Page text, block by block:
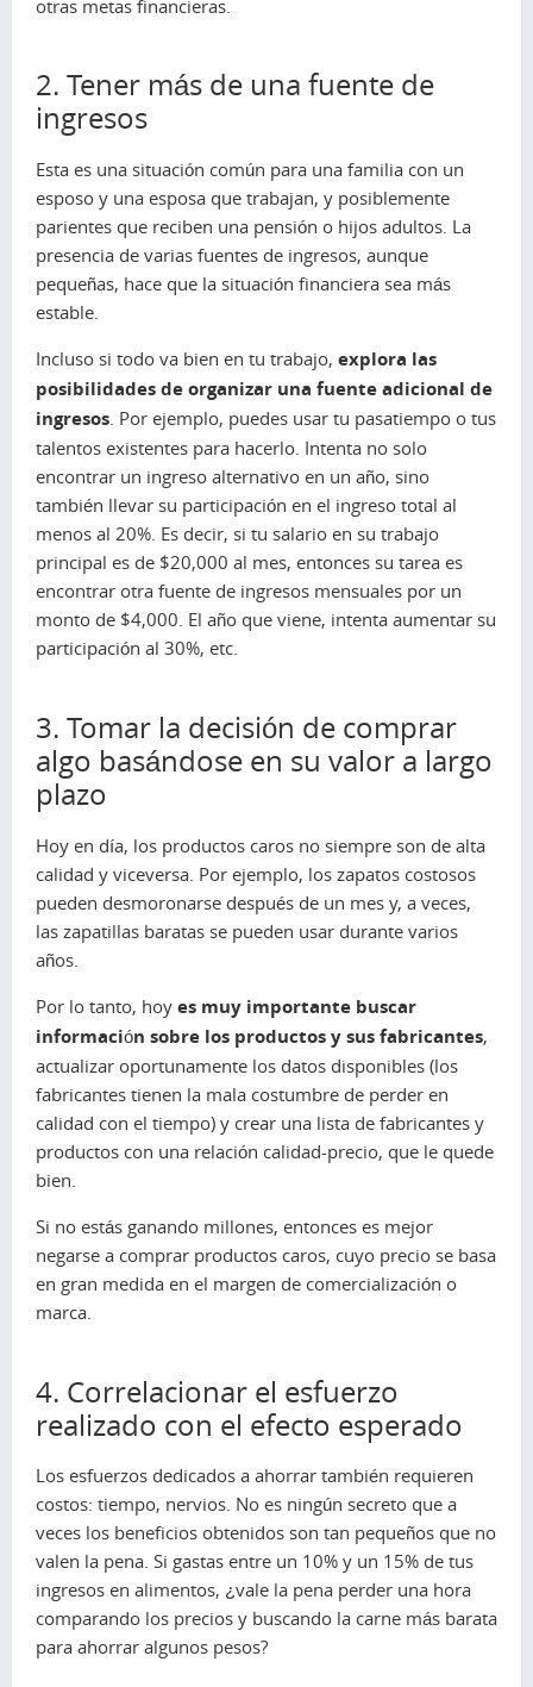
otras metas financieras.
2. Tener más de una fuente de
ingresos
Esta es una situación común para una familia con un
esposo y una esposa que trabajan, y posiblemente
parientes que reciben una pensión o hijos adultos. La
presencia de varias fuentes de ingresos, aunque
pequeñas, hace que la situación financiera sea más
estable.
Incluso si todo va bien en tu trabajo, explora las
posibilidades de organizar una fuente adicional de
ingresos. Por ejemplo, puedes usar tu pasatiempo o tus
talentos existentes para hacerlo. Intenta no solo
encontrar un ingreso alternativo en un año, sino
también llevar su participación en el ingreso total al
menos al 20%. Es decir, si tu salario en su trabajo
principal es de $20,000 al mes, entonces su tarea es
encontrar otra fuente de ingresos mensuales por un
monto de $4,000. El año que viene, intenta aumentar su
participación al 30%, etc.
3. Tomar la decisión de comprar
algo basándose en su valor a largo
plazo
Hoy en día, los productos caros no siempre son de alta
calidad y viceversa. Por ejemplo, los zapatos costosos
pueden desmoronarse después de un mes y, a veces,
las zapatillas baratas se pueden usar durante varios
años.
Por lo tanto, hoy es muy importante buscar
información sobre los productos y sus fabricantes,
actualizar oportunamente los datos disponibles (los
fabricantes tienen la mala costumbre de perder en
calidad con el tiempo) y crear una lista de fabricantes y
productos con una relación calidad-precio, que le quede
bien.
Si no estás ganando millones, entonces es mejor
negarse a comprar productos caros, cuyo precio se basa
en gran medida en el margen de comercialización o
marca.
4. Correlacionar el esfuerzo
realizado con el efecto esperado
Los esfuerzos dedicados a ahorrar también requieren
costos: tiempo, nervios. No es ningún secreto que a
veces los beneficios obtenidos son tan pequeños que no
valen la pena. Si gastas entre un 10% y un 15% de tus
ingresos en alimentos, ¿vale la pena perder una hora
comparando los precios y buscando la carne más barata
para ahorrar algunos pesos?